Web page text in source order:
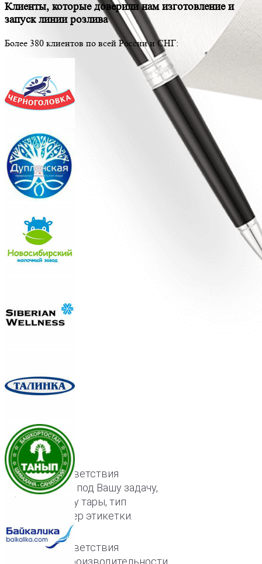
Гарантия соответствия
оборудования под Вашу задачу,
объем и форму тары, тип
крышки, размер этикетки.
Гарантия соответствия
Клиенты, которые доверили нам изготовление и
запуск линии розлива
Более 380 клиентов по всей России и СНГ: